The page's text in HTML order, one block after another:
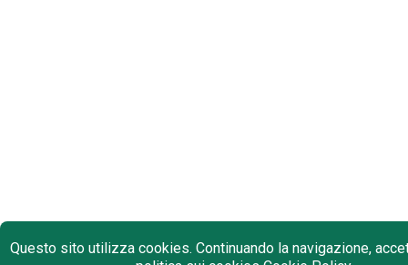
Questo sito utilizza cookies. Continuando la navigazione,